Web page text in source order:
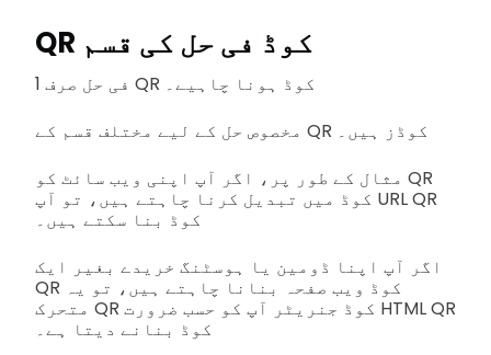
QR کوڈ فی حل کی قسم
فی حل صرف 1 QR کوڈ ہونا چاہیے۔
مخصوص حل کے لیے مختلف قسم کے QR کوڈز ہیں۔
مثال کے طور پر، اگر آپ اپنی ویب سائٹ کو QR
کوڈ میں تبدیل کرنا چاہتے ہیں، تو آپ URL QR
کوڈ بنا سکتے ہیں۔
اگر آپ اپنا ڈومین یا ہوسٹنگ خریدے بغیر ایک
QR کوڈ ویب صفحہ بنانا چاہتے ہیں، تو یہ
متحرک QR کوڈ جنریٹر آپ کو حسب ضرورت HTML QR
کوڈ بنانے دیتا ہے۔